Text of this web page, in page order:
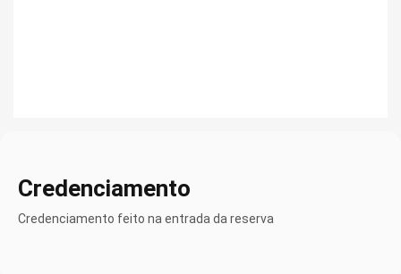
Credenciamento
Credenciamento feito na entrada da reserva